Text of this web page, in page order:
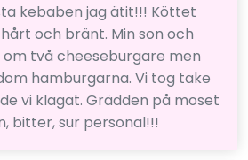
kebaben jag ätit!!! Köttet
och bränt. Min son och
två cheeseburgare men
hamburgarna. Vi tog take
vi klagat. Grädden på moset
bitter, sur personal!!!